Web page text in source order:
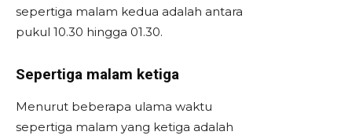
sepertiga malam kedua adalah antara
pukul 10.30 hingga 01.30.
Sepertiga malam ketiga
Menurut beberapa ulama waktu
sepertiga malam yang ketiga adalah